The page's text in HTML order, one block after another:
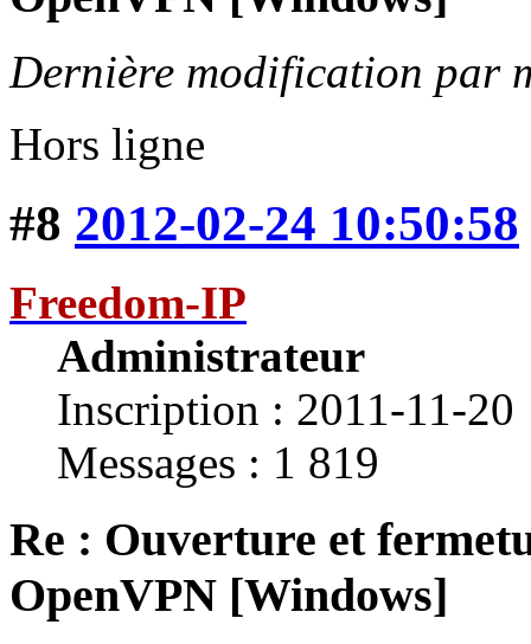
Dernière modification par
Hors ligne
#8 2012-02-24 10:50:58
Freedom-IP
Administrateur
Inscription : 2011-11-20
Messages : 1 819
Re : Ouverture et
OpenVPN [Windows]